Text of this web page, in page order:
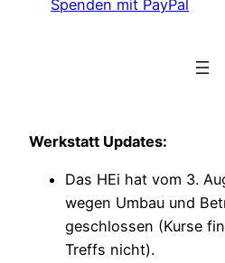
Spenden mit PayPal
Werkstatt Updates:
Das HEi hat vom 3.
wegen Umbau und
geschlossen (Kurse
Treffs nicht).